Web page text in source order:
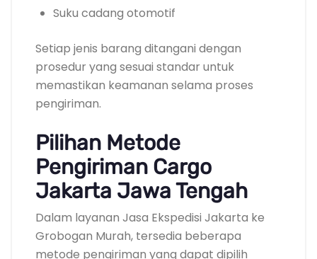
Suku cadang otomotif
Setiap jenis barang ditangani dengan
prosedur yang sesuai standar untuk
memastikan keamanan selama proses
pengiriman.
Pilihan Metode
Pengiriman Cargo
Jakarta Jawa Tengah
Dalam layanan Jasa Ekspedisi Jakarta ke
Grobogan Murah, tersedia beberapa
metode pengiriman yang dapat dipilih